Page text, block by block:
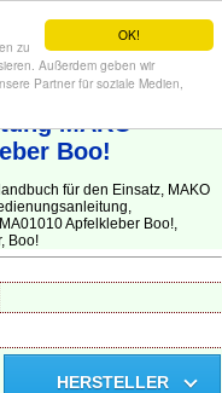
OK!
zu
Außerdem geben wir
Partner für soziale Medien,
Anleitung!
MAKO
Boo!
für den Einsatz, MAKO
Apfelkleber Boo!,
Boo!
HERSTELLER